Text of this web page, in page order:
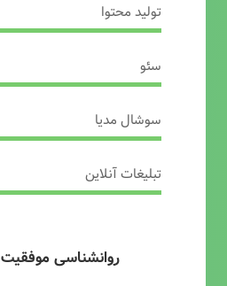
تولید محتوا
سئو
سوشال مدیا
تبلیغات آنلاین
روانشناسی موفقیت